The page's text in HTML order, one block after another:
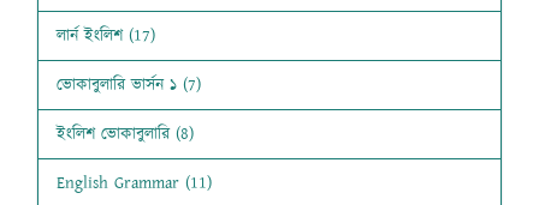
লার্ন ইংলিশ (17)
ভোকাবুলারি ভার্সন ১ (7)
ইংলিশ ভোকাবুলারি (8)
English Grammar (11)